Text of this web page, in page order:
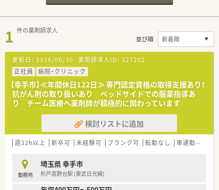
1 件の薬剤師求人
並び順
更新日： 2026/06/30 薬剤師求人ID： 327202
正社員
病院・クリニック
【幸手市】≪年間休日122日≫ 専門認定資格の取得支援あり！
抗がん剤の取り扱いあり ベッドサイドでの服薬指導あ
り チーム医療へ薬剤師が積極的に関わっています
検討リストに追加
週32h以上 新卒可 未経験可 ブランク可 転勤なし 車通勤可
勤務地
埼玉県 幸手市
杉戸高野台駅 (東武日光線)